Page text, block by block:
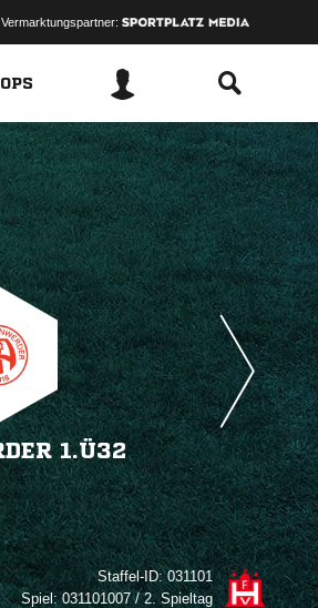
Vermarktungspartner:
1.Ü32
Staffel-ID:031101
Spiel:031101007 / 2. Spieltag